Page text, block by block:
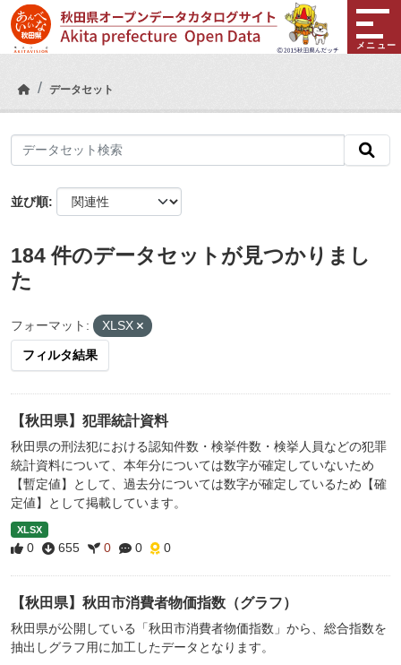
Skip to main content
メニュー
データセット
並び順
184 件のデータセットが見つかりまし
た
フォーマット: XLSX
フィルタ結果
【秋田県】犯罪統計資料
秋田県の刑法犯における認知件数・検挙件数・検挙人員などの犯罪
統計資料について、本年分については数字が確定していないため
【暫定値】として、過去分については数字が確定しているため【確
定値】として掲載しています。
XLSX
0 655 0 0 0
【秋田県】秋田市消費者物価指数（グラフ）
秋田県が公開している「秋田市消費者物価指数」から、総合指数を
抽出しグラフ用に加工したデータとなります。